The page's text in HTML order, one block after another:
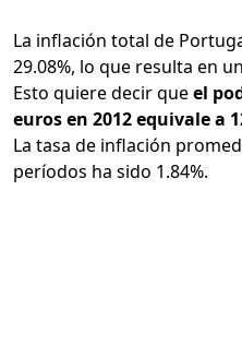
La inflación total de
29.08%, lo que resulta en
Esto quiere decir queel
euros en 2012 equivale a
La tasa de inflación
períodos ha sido 1.84%.